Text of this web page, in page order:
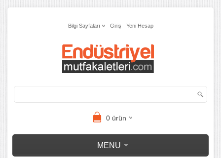
Bilgi Sayfaları Giriş Yeni Hesap
0ürün
MENU